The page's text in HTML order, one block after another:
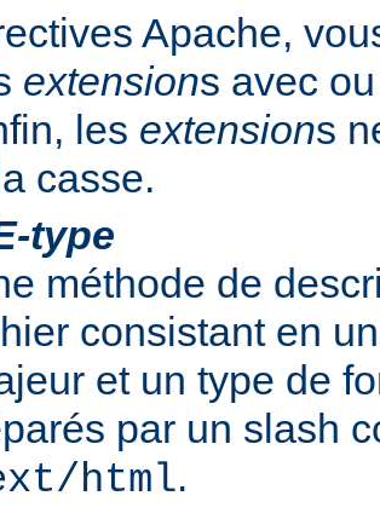
Apache,
extensions avec
les extensions
casse.
type
méthode de
consistant en
et un type de
par un slash
html.